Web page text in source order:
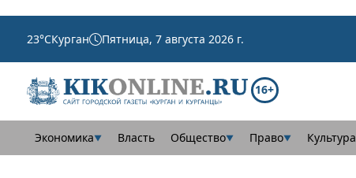
23°CКурган Пятница, 7 августа 2026 г.
16+
Экономика▼ Власть Общество▼ Право▼ Культура